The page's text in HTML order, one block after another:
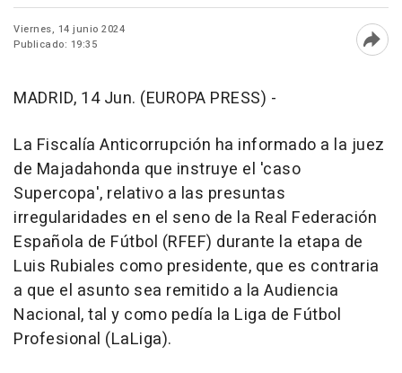
Viernes, 14 junio 2024
Publicado: 19:35
MADRID, 14 Jun. (EUROPA PRESS) -
La Fiscalía Anticorrupción ha informado a la juez
de Majadahonda que instruye el 'caso
Supercopa', relativo a las presuntas
irregularidades en el seno de la Real Federación
Española de Fútbol (RFEF) durante la etapa de
Luis Rubiales como presidente, que es contraria
a que el asunto sea remitido a la Audiencia
Nacional, tal y como pedía la Liga de Fútbol
Profesional (LaLiga).